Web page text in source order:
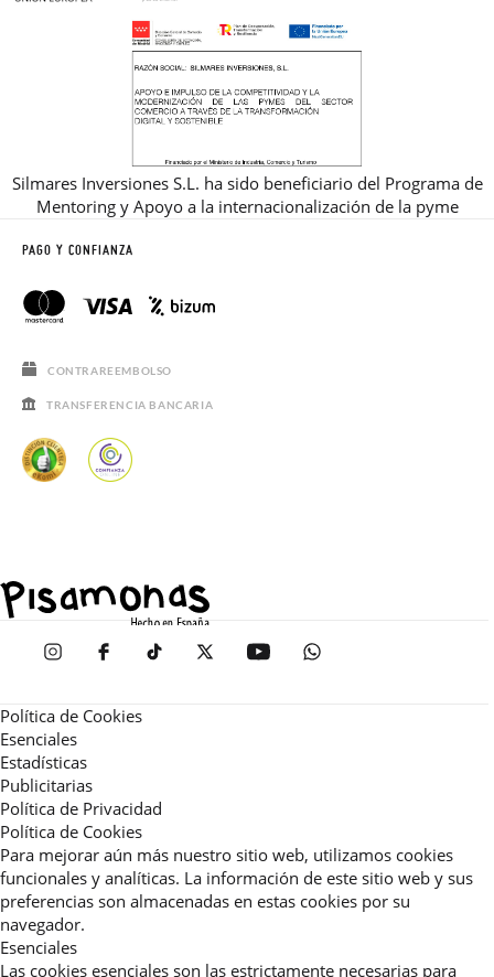
Silmares Inversiones S.L. ha sido beneficiario del Programa de
Mentoring y Apoyo a la internacionalización de la pyme
PAGO Y CONFIANZA
CONTRAREEMBOLSO
TRANSFERENCIA BANCARIA
Política de Cookies
Esenciales
Estadísticas
Publicitarias
Política de Privacidad
Política de Cookies
Para mejorar aún más nuestro sitio web, utilizamos cookies
funcionales y analíticas. La información de este sitio web y sus
preferencias son almacenadas en estas cookies por su
navegador.
Esenciales
Las cookies esenciales son las estrictamente necesarias para